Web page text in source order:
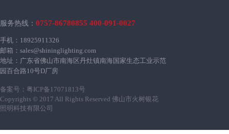
服务热线： 0757-86780855 400-091-0027
手机：18925911326
邮箱：sales@shininglighting.com
地址：广东省佛山市南海区丹灶镇南海国家生态工业示范
园百合路10号D厂房
备案号： 粤ICP备17071813号
Copyrights © 2017 All Rights Reserved 佛山市火树银花
照明科技有限公司